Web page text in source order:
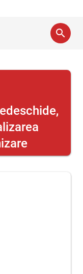
search